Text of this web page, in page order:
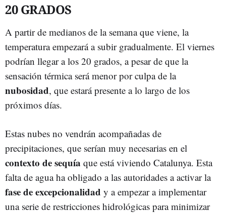
20 GRADOS
A partir de medianos de la semana que viene, la
temperatura empezará a subir gradualmente. El viernes
podrían llegar a los 20 grados, a pesar de que la
sensación térmica será menor por culpa de la
nubosidad, que estará presente a lo largo de los
próximos días.
Estas nubes no vendrán acompañadas de
precipitaciones, que serían muy necesarias en el
contexto de sequía que está viviendo Catalunya. Esta
falta de agua ha obligado a las autoridades a activar la
fase de excepcionalidad y a empezar a implementar
una serie de restricciones hidrológicas para minimizar